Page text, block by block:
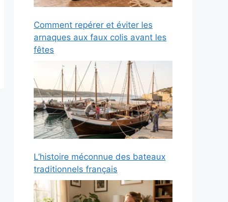
Comment repérer et éviter les
arnaques aux faux colis avant les
fêtes
L’histoire méconnue des bateaux
traditionnels français